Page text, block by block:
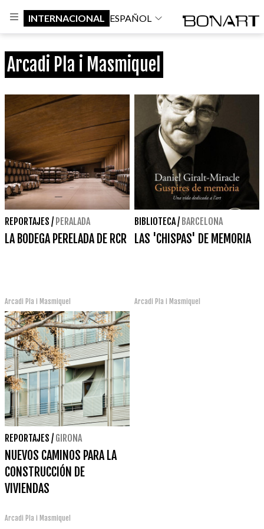
INTERNACIONAL ESPAÑOL
Arcadi Pla i Masmiquel
REPORTAJES / PERALADA
LA BODEGA PERELADA DE RCR
Arcadi Pla i Masmiquel
BIBLIOTECA/ BARCELONA
LAS 'CHISPAS' DE MEMORIA
Arcadi Pla i Masmiquel
REPORTAJES / GIRONA
NUEVOS CAMINOS PARA LA
CONSTRUCCIÓN DE
VIVIENDAS
Arcadi Pla i Masmiquel